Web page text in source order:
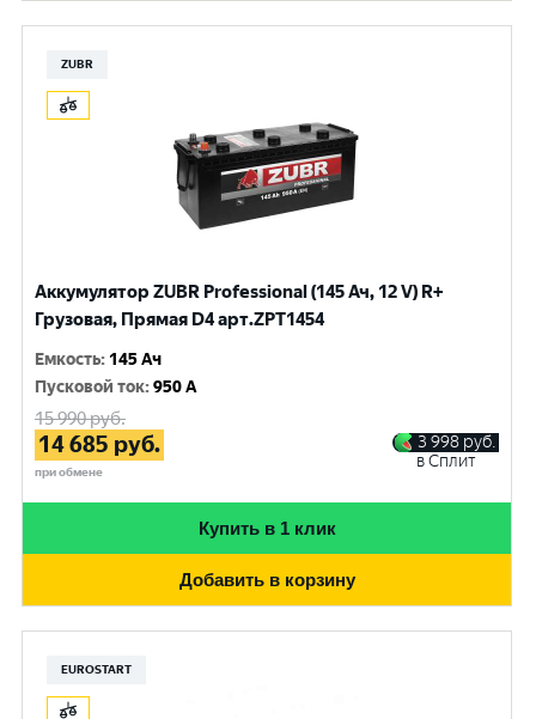
ZUBR
Аккумулятор ZUBR Professional (145 Ач, 12 V) R+
Грузовая, Прямая D4 арт.ZPT1454
Емкость: 145 Ач
Пусковой ток:950 A
15 990руб.
14 685 руб.
при обмене
3 998 руб.
в Сплит
Купить в 1 клик
Добавить в корзину
EUROSTART